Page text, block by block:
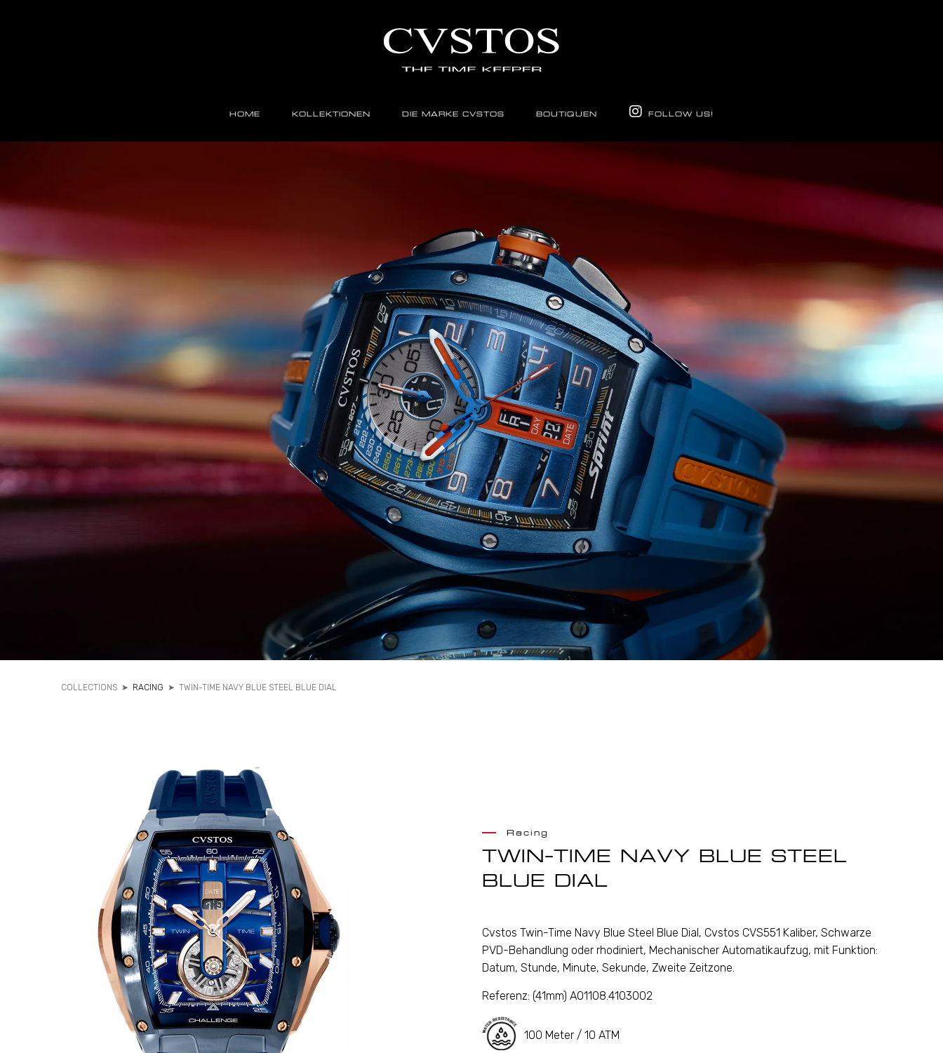
HOME KOLLEKTIONEN DIE MARKE CVSTOS BOUTIQUEN FOLLOW US!
COLLECTIONS ➤ RACING ➤ TWIN-TIME NAVY BLUE STEEL BLUE DIAL
Racing
TWIN-TIME NAVY BLUE STEEL
BLUE DIAL
Cvstos Twin-Time Navy Blue Steel Blue Dial, Cvstos CVS551 Kaliber, Schwarze
PVD-Behandlung oder rhodiniert, Mechanischer Automatikaufzug, mit Funktion:
Datum, Stunde, Minute, Sekunde, Zweite Zeitzone.
Referenz: (41mm) A01108.4103002
100 Meter / 10 ATM